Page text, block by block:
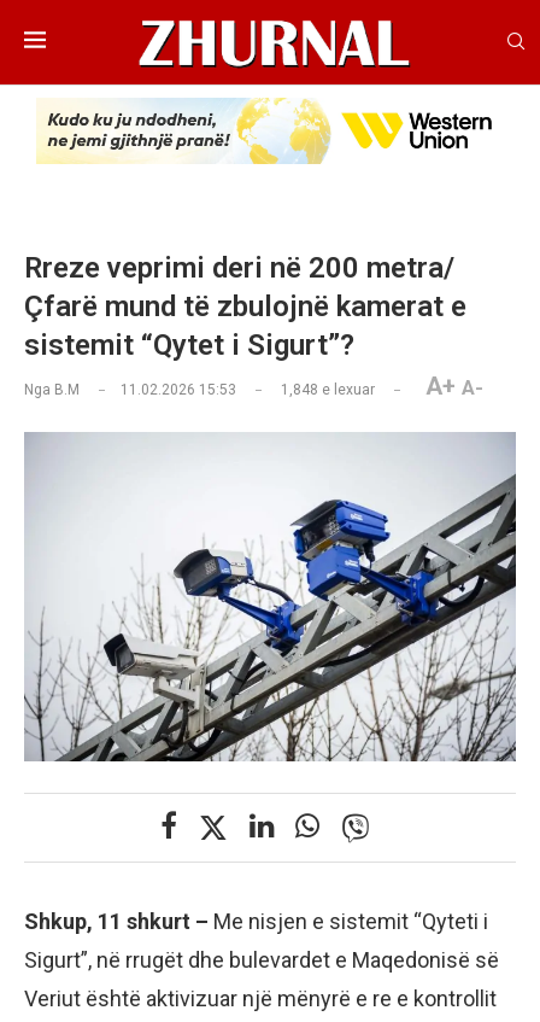
Rreze veprimi deri në 200 metra/
Çfarë mund të zbulojnë kamerat e
sistemit “Qytet i Sigurt”?
Nga B.M 11.02.2026 15:53 1,848 e lexuar A+ A-
Shkup, 11 shkurt – Me nisjen e sistemit “Qyteti i
Sigurt”, në rrugët dhe bulevardet e Maqedonisë së
Veriut është aktivizuar një mënyrë e re e kontrollit